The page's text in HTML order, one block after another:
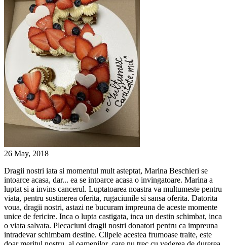
26 May, 2018
Dragii nostri iata si momentul mult asteptat, Marina Beschieri se
intoarce acasa, dar... ea se intoarce acasa o invingatoare. Marina a
luptat si a invins cancerul. Luptatoarea noastra va multumeste pentru
viata, pentru sustinerea oferita, rugaciunile si sansa oferita. Datorita
voua, dragii nostri, astazi ne bucuram impreuna de aceste momente
unice de fericire. Inca o lupta castigata, inca un destin schimbat, inca
o viata salvata. Plecaciuni dragii nostri donatori pentru ca impreuna
intradevar schimbam destine. Clipele acestea frumoase traite, este